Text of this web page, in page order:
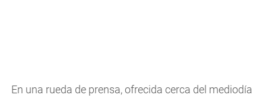
En una rueda de prensa, ofrecida cerca del mediodía